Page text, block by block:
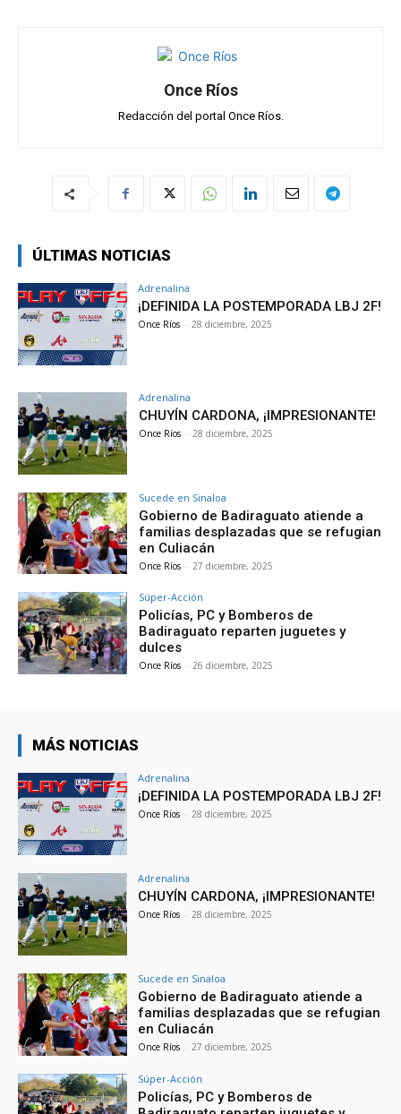
Once Ríos
Redacción del portal Once Ríos.
ÚLTIMAS NOTICIAS
Adrenalina
¡DEFINIDA LA POSTEMPORADA LBJ 2F!
Once Ríos - 28 diciembre, 2025
Adrenalina
CHUYÍN CARDONA, ¡IMPRESIONANTE!
Once Ríos - 28 diciembre, 2025
Sucede en Sinaloa
Gobierno de Badiraguato atiende a
familias desplazadas que se refugian
en Culiacán
Once Ríos - 27 diciembre, 2025
Súper-Acción
Policías, PC y Bomberos de
Badiraguato reparten juguetes y
dulces
Once Ríos - 26 diciembre, 2025
MÁS NOTICIAS
Adrenalina
¡DEFINIDA LA POSTEMPORADA LBJ 2F!
Once Ríos - 28 diciembre, 2025
Adrenalina
CHUYÍN CARDONA, ¡IMPRESIONANTE!
Once Ríos - 28 diciembre, 2025
Sucede en Sinaloa
Gobierno de Badiraguato atiende a
familias desplazadas que se refugian
en Culiacán
Once Ríos - 27 diciembre, 2025
Súper-Acción
Policías, PC y Bomberos de